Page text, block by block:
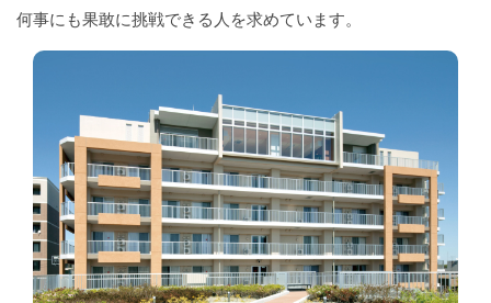
何事にも果敢に挑戦できる人を求めています。